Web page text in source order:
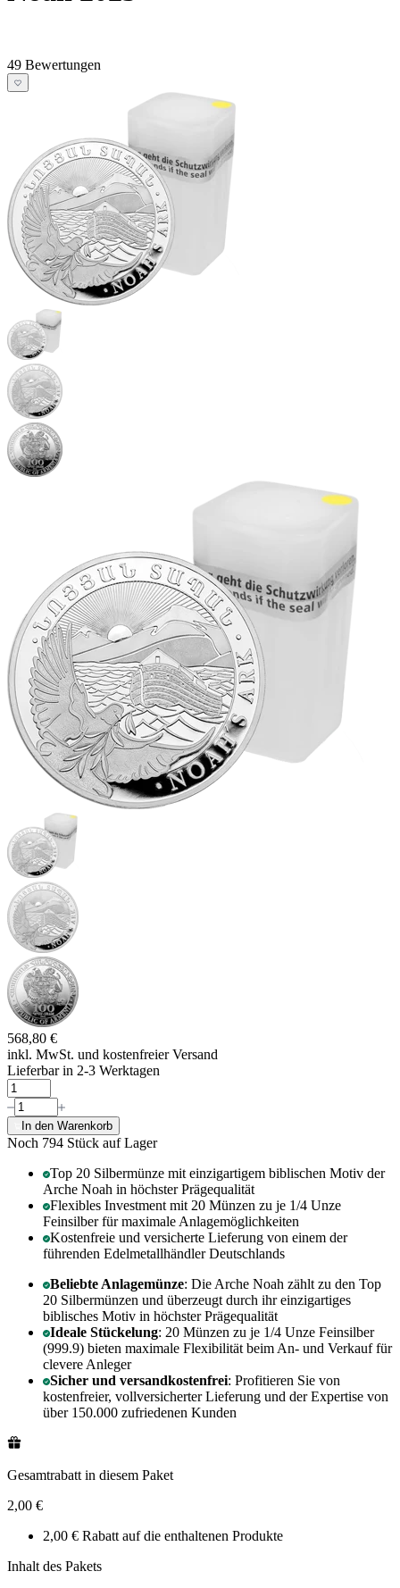
49 Bewertungen
568,80 €
inkl. MwSt. und kostenfreier Versand
Lieferbar in 2-3 Werktagen
In den Warenkorb
Noch 794 Stück auf Lager
Top 20 Silbermünze mit einzigartigem biblischen Motiv der
Arche Noah in höchster Prägequalität
Flexibles Investment mit 20 Münzen zu je 1/4 Unze
Feinsilber für maximale Anlagemöglichkeiten
Kostenfreie und versicherte Lieferung von einem der
führenden Edelmetallhändler Deutschlands
Beliebte Anlagemünze: Die Arche Noah zählt zu den Top
20 Silbermünzen und überzeugt durch ihr einzigartiges
biblisches Motiv in höchster Prägequalität
Ideale Stückelung: 20 Münzen zu je 1/4 Unze Feinsilber
(999.9) bieten maximale Flexibilität beim An- und Verkauf für
clevere Anleger
Sicher und versandkostenfrei: Profitieren Sie von
kostenfreier, vollversicherter Lieferung und der Expertise von
über 150.000 zufriedenen Kunden
Gesamtrabatt in diesem Paket
2,00 €
2,00 € Rabatt auf die enthaltenen Produkte
Inhalt des Pakets